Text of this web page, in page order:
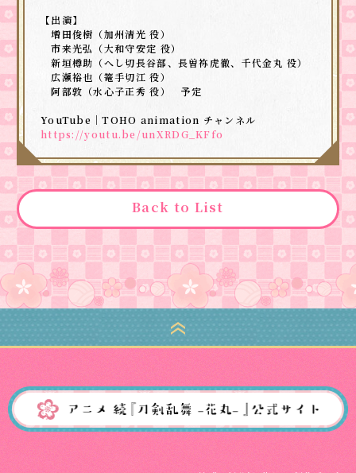
【出演】
増田俊樹（加州清光 役）
市来光弘（大和守安定 役）
新垣樽助（へし切長谷部、長曽祢虎徹、千代金丸 役）
広瀬裕也（篭手切江 役）
阿部敦（水心子正秀 役） 予定
YouTube｜TOHO animation チャンネル
https://youtu.be/unXRDG_KFfo
Back to List